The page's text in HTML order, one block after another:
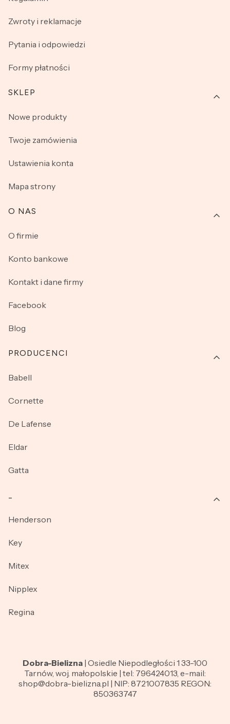
Zwroty i reklamacje
Pytania i odpowiedzi
Formy płatności
SKLEP
Nowe produkty
Twoje zamówienia
Ustawienia konta
Mapa strony
O NAS
O firmie
Konto bankowe
Kontakt i dane firmy
Facebook
Blog
PRODUCENCI
Babell
Cornette
De Lafense
Eldar
Gatta
Henderson
Key
Mitex
Nipplex
Regina
Dobra-Bielizna | Osiedle Niepodległości 1 33-100
Tarnów, woj. małopolskie | tel: 796424013, e-mail:
shop@dobra-bielizna.pl | NIP: 8721007835 REGON:
850363747